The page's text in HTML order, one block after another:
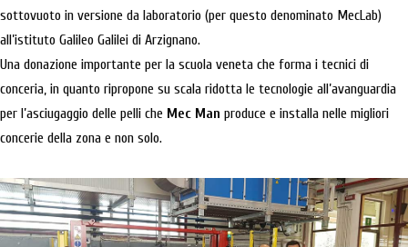
sottovuoto in versione da laboratorio (per questo denominato MecLab)
all’istituto Galileo Galilei di Arzignano.
Una donazione importante per la scuola veneta che forma i tecnici di
conceria, in quanto ripropone su scala ridotta le tecnologie all’avanguardia
per l’asciugaggio delle pelli che Mec Man produce e installa nelle migliori
concerie della zona e non solo.